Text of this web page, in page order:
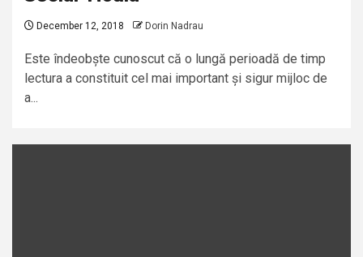
December 12, 2018 Dorin Nadrau
Este îndeobște cunoscut că o lungă perioadă de timp
lectura a constituit cel mai important și sigur mijloc de
a...